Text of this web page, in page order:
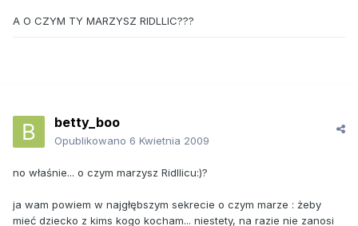
A O CZYM TY MARZYSZ RIDLLIC???
betty_boo
Opublikowano 6 Kwietnia 2009
no właśnie... o czym marzysz Ridllicu:)?
ja wam powiem w najgłębszym sekrecie o czym marze : żeby
mieć dziecko z kims kogo kocham... niestety, na razie nie zanosi